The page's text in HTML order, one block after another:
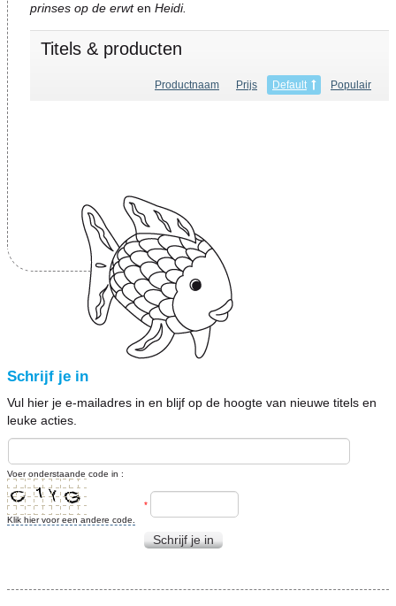
prinses op de erwten Heidi.
Titels & producten
Productnaam Prijs Default Populair
Schrijf je in
Vul hier je e-mailadres in en blijf op de hoogte van nieuwe titels en
leuke acties.
Voer onderstaande code in :
Klik hier voor een andere code.
*
Schrijf je in